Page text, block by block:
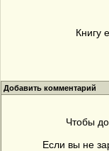
Книгу
Добавить комментарий
Чтобы
Если вы не